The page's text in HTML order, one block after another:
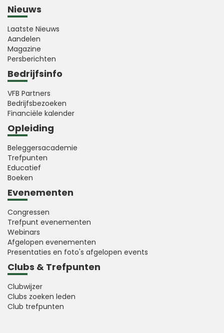
Nieuws
Laatste Nieuws
Aandelen
Magazine
Persberichten
Bedrijfsinfo
VFB Partners
Bedrijfsbezoeken
Financiële kalender
Opleiding
Beleggersacademie
Trefpunten
Educatief
Boeken
Evenementen
Congressen
Trefpunt evenementen
Webinars
Afgelopen evenementen
Presentaties en foto's afgelopen events
Clubs & Trefpunten
Clubwijzer
Clubs zoeken leden
Club trefpunten